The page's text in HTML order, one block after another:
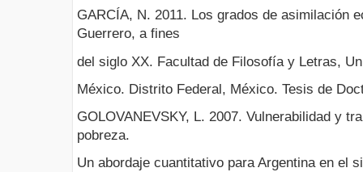
GARCÍA, N. 2011. Los grados de asimilación
Guerrero, a fines
del siglo XX. Facultad de Filosofía y Letras,
México. Distrito Federal, México. Tesis de
GOLOVANEVSKY, L. 2007. Vulnerabilidad y
pobreza.
Un abordaje cuantitativo para Argentina en el